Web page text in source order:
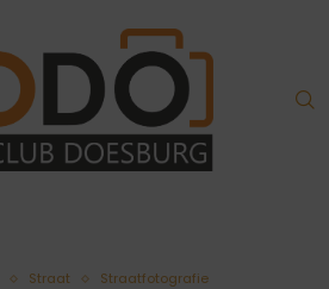
Straat Straatfotografie